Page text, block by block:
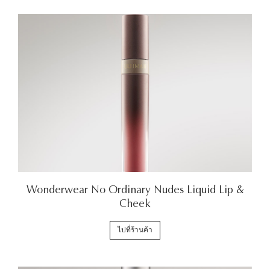
Wonderwear No Ordinary Nudes Liquid Lip &
Cheek
ไปที่ร้านค้า